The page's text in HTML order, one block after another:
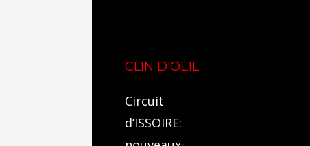
CLIN D'OEIL
Circuit
d’ISSOIRE: